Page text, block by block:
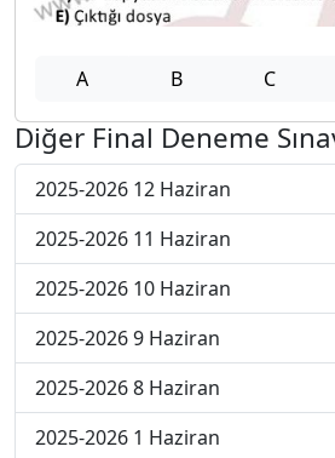
A B C
Diğer Final Deneme
2025-2026 12 Haziran
2025-2026 11 Haziran
2025-2026 10 Haziran
2025-2026 9 Haziran
2025-2026 8 Haziran
2025-2026 1 Haziran